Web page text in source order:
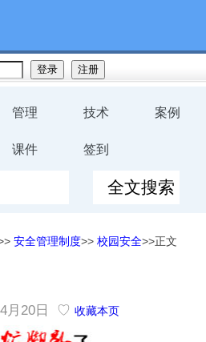
管理 技术 案例
课件 签到
安全管理制度>> 校园安全>>正文
月20日 ♡ 收藏本页